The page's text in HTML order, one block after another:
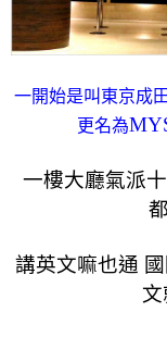
一開始是叫東京成
更名為
一樓大廳氣派
講英文嘛也通